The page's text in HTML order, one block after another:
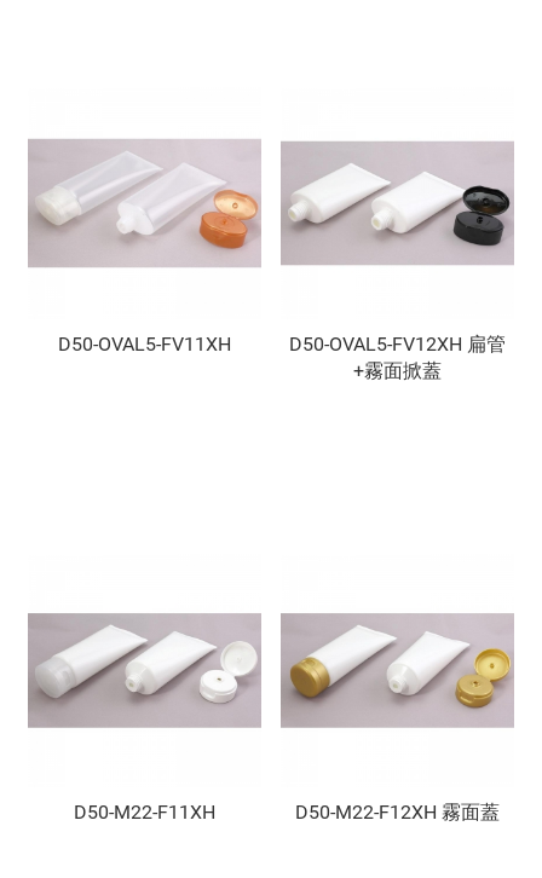
D50-OVAL5-FV11XH
D50-OVAL5-FV12XH 扁管
+霧面掀蓋
D50-M22-F11XH D50-M22-F12XH 霧面蓋